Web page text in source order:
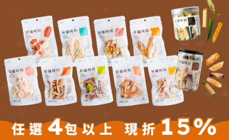
付款方式 (8)
5.0 (1 評價)
5 分
100 %
4 分
2 分
0 %
1 分
0 %